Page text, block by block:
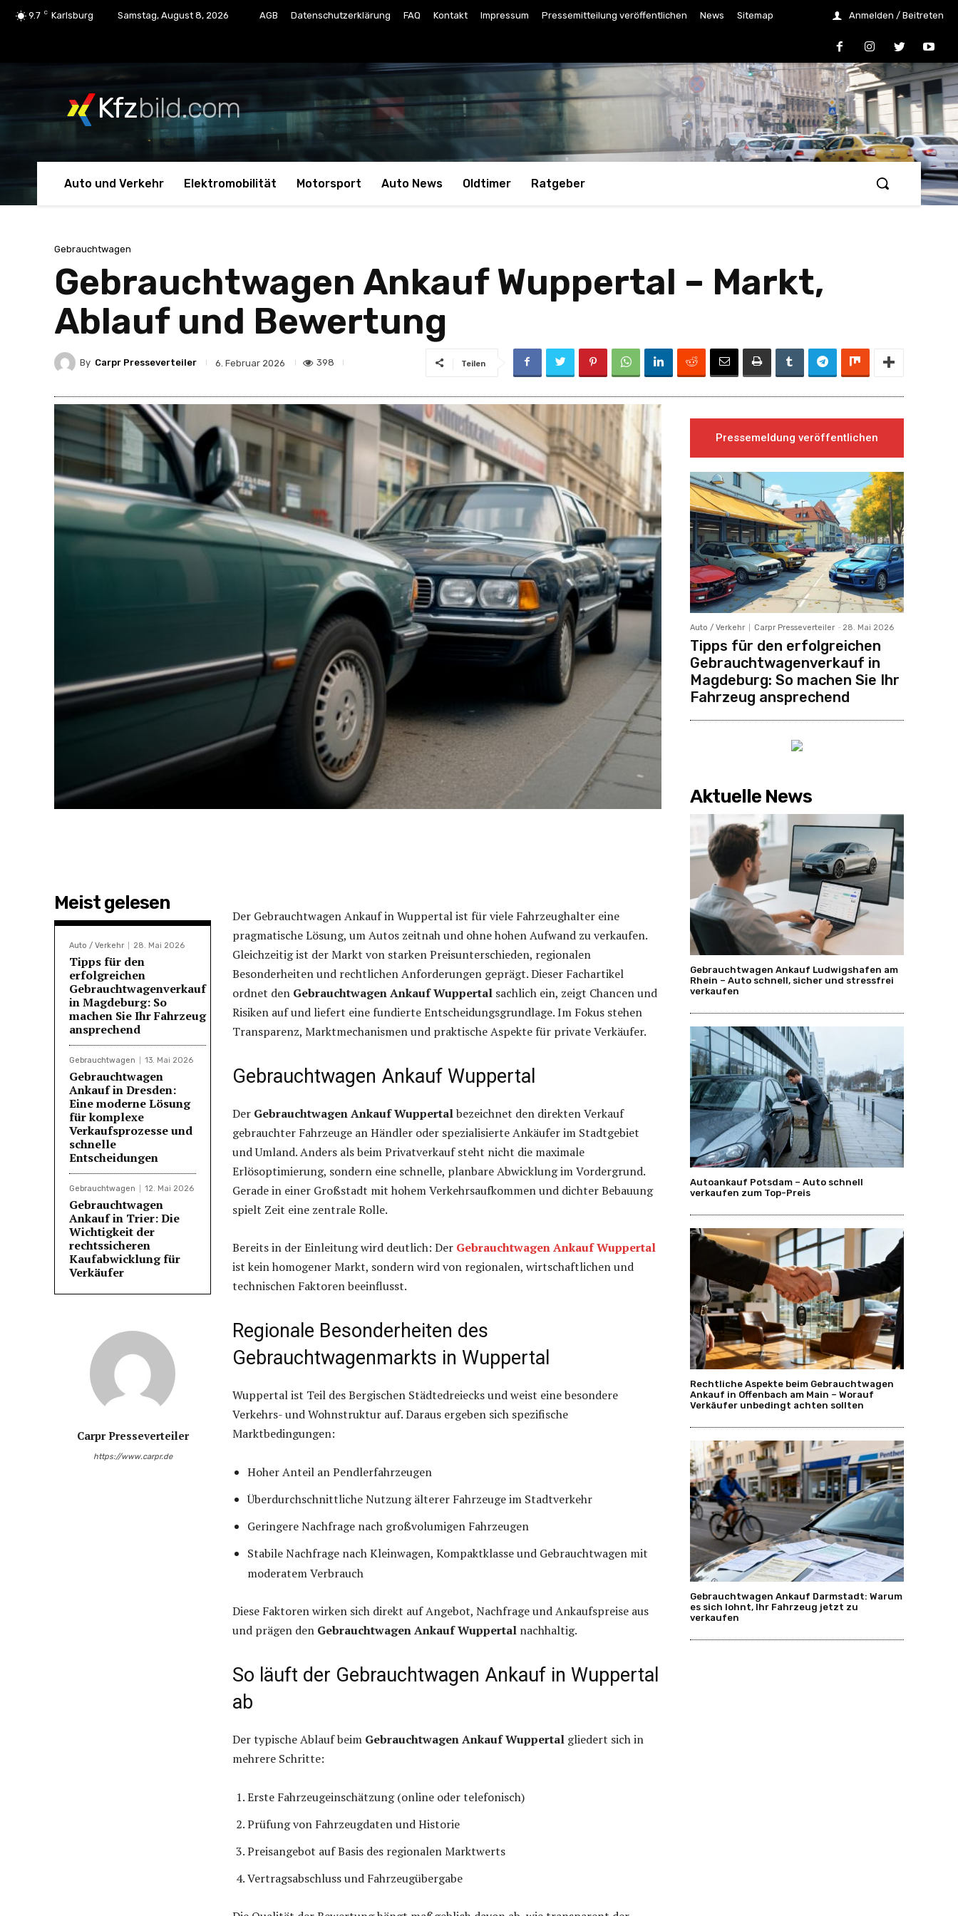
9.7 C Karlsburg Samstag, August 8, 2026 AGB Datenschutzerklärung FAQ Kontakt Impressum Pressemitteilung veröffentlichen News Sitemap Anmelden / Beitreten
Kfzbild.com
Auto und Verkehr Elektromobilität Motorsport Auto News Oldtimer Ratgeber
Gebrauchtwagen
Gebrauchtwagen Ankauf Wuppertal – Markt,
Ablauf und Bewertung
By Carpr Presseverteiler 6. Februar 2026 398 Teilen
Meist gelesen
Auto / Verkehr 28. Mai 2026
Tipps für den
erfolgreichen
Gebrauchtwagenverkauf
in Magdeburg: So
machen Sie Ihr Fahrzeug
ansprechend
Gebrauchtwagen 13. Mai 2026
Gebrauchtwagen
Ankauf in Dresden:
Eine moderne Lösung
für komplexe
Verkaufsprozesse und
schnelle
Entscheidungen
Gebrauchtwagen 12. Mai 2026
Gebrauchtwagen
Ankauf in Trier: Die
Wichtigkeit der
rechtssicheren
Kaufabwicklung für
Verkäufer
Carpr Presseverteiler
https://www.carpr.de
Der Gebrauchtwagen Ankauf in Wuppertal ist für viele Fahrzeughalter eine
pragmatische Lösung, um Autos zeitnah und ohne hohen Aufwand zu verkaufen.
Gleichzeitig ist der Markt von starken Preisunterschieden, regionalen
Besonderheiten und rechtlichen Anforderungen geprägt. Dieser Fachartikel
ordnet den Gebrauchtwagen Ankauf Wuppertal sachlich ein, zeigt Chancen und
Risiken auf und liefert eine fundierte Entscheidungsgrundlage. Im Fokus stehen
Transparenz, Marktmechanismen und praktische Aspekte für private Verkäufer.
Gebrauchtwagen Ankauf Wuppertal
Der Gebrauchtwagen Ankauf Wuppertalbezeichnet den direkten Verkauf
gebrauchter Fahrzeuge an Händler oder spezialisierte Ankäufer im Stadtgebiet
und Umland. Anders als beim Privatverkauf steht nicht die maximale
Erlösoptimierung, sondern eine schnelle, planbare Abwicklung im Vordergrund.
Gerade in einer Großstadt mit hohem Verkehrsaufkommen und dichter Bebauung
spielt Zeit eine zentrale Rolle.
Bereits in der Einleitung wird deutlich: Der Gebrauchtwagen Ankauf Wuppertal
ist kein homogener Markt, sondern wird von regionalen, wirtschaftlichen und
technischen Faktoren beeinflusst.
Regionale Besonderheiten des
Gebrauchtwagenmarkts in Wuppertal
Wuppertal ist Teil des Bergischen Städtedreiecks und weist eine besondere
Verkehrs- und Wohnstruktur auf. Daraus ergeben sich spezifische
Marktbedingungen:
Hoher Anteil an Pendlerfahrzeugen
Überdurchschnittliche Nutzung älterer Fahrzeuge im Stadtverkehr
Geringere Nachfrage nach großvolumigen Fahrzeugen
Stabile Nachfrage nach Kleinwagen, Kompaktklasse und Gebrauchtwagen mit
moderatem Verbrauch
Diese Faktoren wirken sich direkt auf Angebot, Nachfrage und Ankaufspreise aus
und prägen den Gebrauchtwagen Ankauf Wuppertal nachhaltig.
So läuft der Gebrauchtwagen Ankauf in Wuppertal
ab
Der typische Ablauf beim Gebrauchtwagen Ankauf Wuppertal gliedert sich in
mehrere Schritte:
Erste Fahrzeugeinschätzung (online oder telefonisch)
Prüfung von Fahrzeugdaten und Historie
Preisangebot auf Basis des regionalen Marktwerts
Vertragsabschluss und Fahrzeugübergabe
Pressemeldung veröffentlichen
Auto / Verkehr Carpr Presseverteiler - 28. Mai 2026
Tipps für den erfolgreichen
Gebrauchtwagenverkauf in
Magdeburg: So machen Sie Ihr
Fahrzeug ansprechend
Aktuelle News
Gebrauchtwagen Ankauf Ludwigshafen am
Rhein – Auto schnell, sicher und stressfrei
verkaufen
Autoankauf Potsdam – Auto schnell
verkaufen zum Top-Preis
Rechtliche Aspekte beim Gebrauchtwagen
Ankauf in Offenbach am Main – Worauf
Verkäufer unbedingt achten sollten
Gebrauchtwagen Ankauf Darmstadt: Warum
es sich lohnt, Ihr Fahrzeug jetzt zu
verkaufen